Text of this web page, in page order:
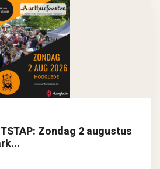
Zondag 2 augustus